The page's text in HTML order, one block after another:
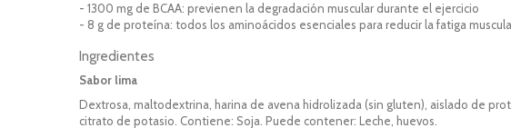
- 1300 mg de BCAA: previenen la degradación muscular durante el ejercicio
- 8 g de proteína: todos los aminoácidos esenciales para reducir la fatiga
Ingredientes
Sabor lima
Dextrosa, maltodextrina, harina de avena hidrolizada (sin gluten), aislado de
citrato de potasio. Contiene: Soja. Puede contener: Leche, huevos.